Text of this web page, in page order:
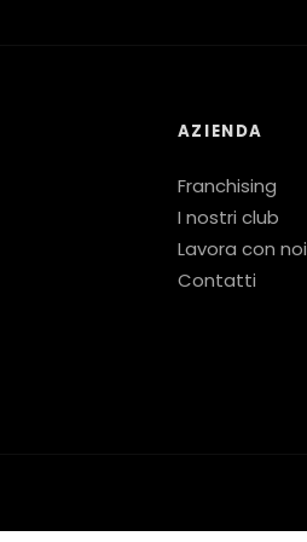
AZIENDA
Franchising
I nostri club
Lavora con noi
Contatti